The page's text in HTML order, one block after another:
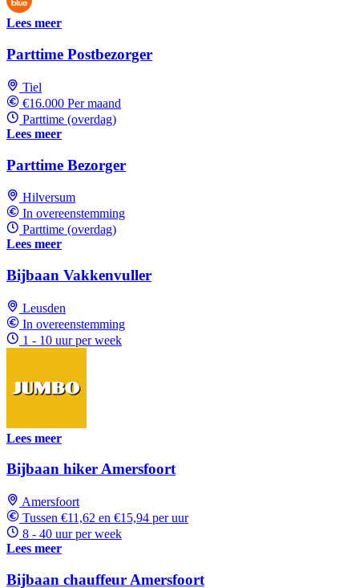
Lees meer
Parttime Postbezorger
Tiel
€16.000 Per maand
Parttime (overdag)
Lees meer
Parttime Bezorger
Hilversum
In overeenstemming
Parttime (overdag)
Lees meer
Bijbaan Vakkenvuller
Leusden
In overeenstemming
1 - 10 uur per week
Lees meer
Bijbaan hiker Amersfoort
Amersfoort
Tussen €11,62 en €15,94 per uur
8 - 40 uur per week
Lees meer
Bijbaan chauffeur Amersfoort